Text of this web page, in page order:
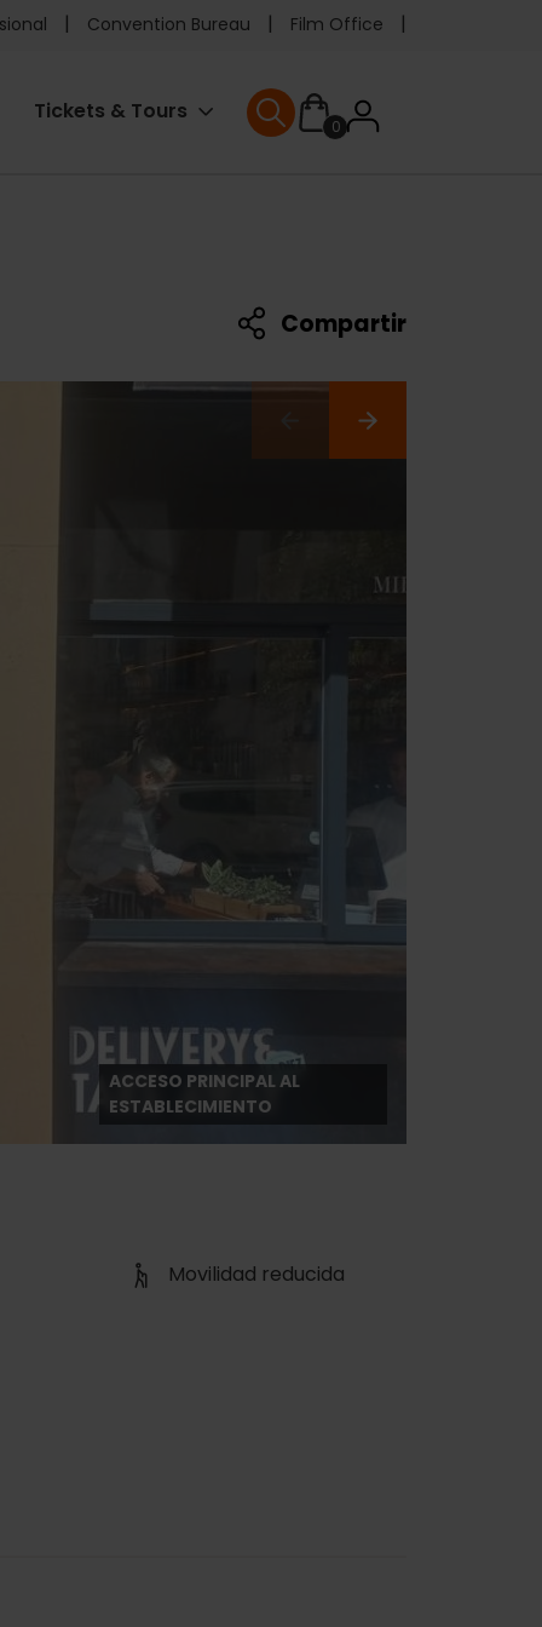
Convention Bureau Film Office
Tickets & Tours
0User
User menu
Compartir
ACCESO PRINCIPAL AL
ESTABLECIMIENTO
Movilidad reducida